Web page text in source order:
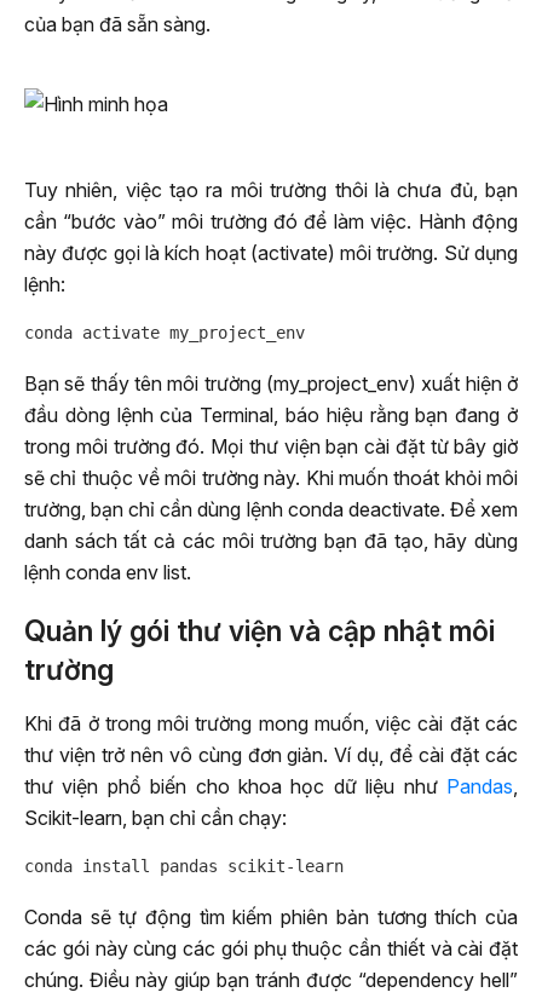
của bạn đã sẵn sàng.
Tuy nhiên, việc tạo ra môi trường thôi là chưa đủ, bạn
cần “bước vào” môi trường đó để làm việc. Hành động
này được gọi là kích hoạt (activate) môi trường. Sử dụng
lệnh:
Bạn sẽ thấy tên môi trường (my_project_env) xuất hiện ở
đầu dòng lệnh của Terminal, báo hiệu rằng bạn đang ở
trong môi trường đó. Mọi thư viện bạn cài đặt từ bây giờ
sẽ chỉ thuộc về môi trường này. Khi muốn thoát khỏi môi
trường, bạn chỉ cần dùng lệnh conda deactivate. Để xem
danh sách tất cả các môi trường bạn đã tạo, hãy dùng
lệnh conda env list.
Quản lý gói thư viện và cập nhật môi
trường
Khi đã ở trong môi trường mong muốn, việc cài đặt các
thư viện trở nên vô cùng đơn giản. Ví dụ, để cài đặt các
thư viện phổ biến cho khoa học dữ liệu như Pandas,
Scikit-learn, bạn chỉ cần chạy:
Conda sẽ tự động tìm kiếm phiên bản tương thích của
các gói này cùng các gói phụ thuộc cần thiết và cài đặt
chúng. Điều này giúp bạn tránh được “dependency hell”